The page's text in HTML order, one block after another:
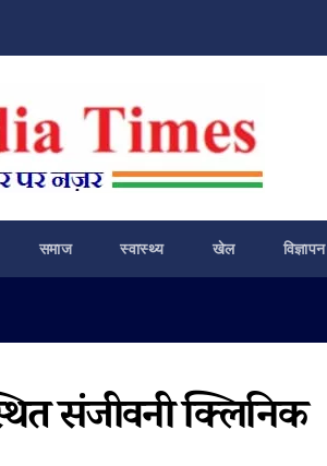
समाज स्वास्थ्य खेल विज्ञापन
संजीवनी क्लिनिक